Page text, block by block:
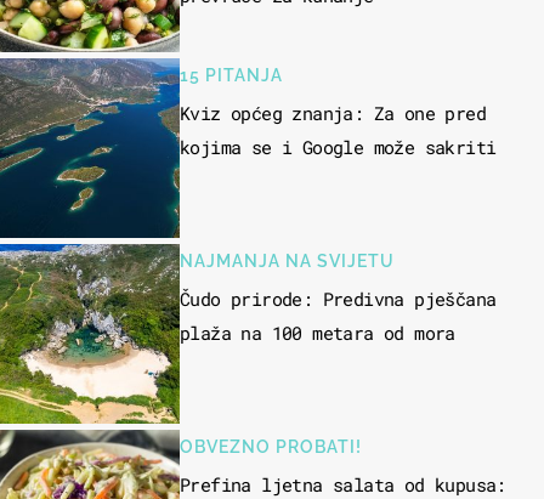
15 PITANJA
Kviz općeg znanja: Za one pred
kojima se i Google može sakriti
NAJMANJA NA SVIJETU
Čudo prirode: Predivna pješčana
plaža na 100 metara od mora
OBVEZNO PROBATI!
Prefina ljetna salata od kupusa: